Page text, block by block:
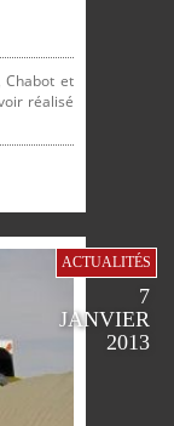
Chabot et
réalisé
ACTUALITÉS
7
JANVIER
2013